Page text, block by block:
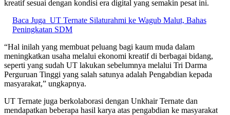
kreatif sesuai dengan kondisi era digital yang semakin pesat ini.
Baca Juga UT Ternate Silaturahmi ke Wagub Malut, Bahas
Peningkatan SDM
“Hal inilah yang membuat peluang bagi kaum muda dalam
meningkatkan usaha melalui ekonomi kreatif di berbagai bidang,
seperti yang sudah UT lakukan sebelumnya melalui Tri Darma
Perguruan Tinggi yang salah satunya adalah Pengabdian kepada
masyarakat,” ungkapnya.
UT Ternate juga berkolaborasi dengan Unkhair Ternate dan
mendapatkan beberapa hasil karya atas pengabdian ke masyarakat